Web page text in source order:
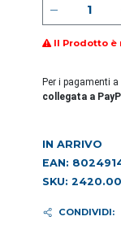
Il Prodotto è
Per i pagamenti
collegata a
IN ARRIVO
EAN:
SKU:
CONDIVIDI: